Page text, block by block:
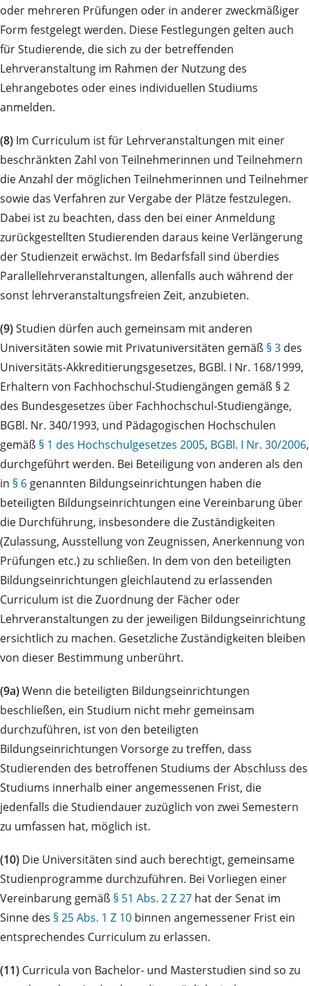
oder mehreren Prüfungen oder in anderer zweckmäßiger
Form festgelegt werden. Diese Festlegungen gelten auch
für Studierende, die sich zu der betreffenden
Lehrveranstaltung im Rahmen der Nutzung des
Lehrangebotes oder eines individuellen Studiums
anmelden.
(8) Im Curriculum ist für Lehrveranstaltungen mit einer
beschränkten Zahl von Teilnehmerinnen und Teilnehmern
die Anzahl der möglichen Teilnehmerinnen und Teilnehmer
sowie das Verfahren zur Vergabe der Plätze festzulegen.
Dabei ist zu beachten, dass den bei einer Anmeldung
zurückgestellten Studierenden daraus keine Verlängerung
der Studienzeit erwächst. Im Bedarfsfall sind überdies
Parallellehrveranstaltungen, allenfalls auch während der
sonst lehrveranstaltungsfreien Zeit, anzubieten.
(9)Studien dürfen auch gemeinsam mit anderen
Universitäten sowie mit Privatuniversitäten gemäß § 3 des
Universitäts-Akkreditierungsgesetzes, BGBl. I Nr. 168/1999,
Erhaltern von Fachhochschul-Studiengängen gemäß § 2
des Bundesgesetzes über Fachhochschul-Studiengänge,
BGBl. Nr. 340/1993, und Pädagogischen Hochschulen
gemäß § 1 des Hochschulgesetzes 2005, BGBl. I Nr. 30/2006,
durchgeführt werden. Bei Beteiligung von anderen als den
in § 6 genannten Bildungseinrichtungen haben die
beteiligten Bildungseinrichtungen eine Vereinbarung über
die Durchführung, insbesondere die Zuständigkeiten
(Zulassung, Ausstellung von Zeugnissen, Anerkennung von
Prüfungen etc.) zu schließen. In dem von den beteiligten
Bildungseinrichtungen gleichlautend zu erlassenden
Curriculum ist die Zuordnung der Fächer oder
Lehrveranstaltungen zu der jeweiligen Bildungseinrichtung
ersichtlich zu machen. Gesetzliche Zuständigkeiten bleiben
von dieser Bestimmung unberührt.
(9a)Wenn die beteiligten Bildungseinrichtungen
beschließen, ein Studium nicht mehr gemeinsam
durchzuführen, ist von den beteiligten
Bildungseinrichtungen Vorsorge zu treffen, dass
Studierenden des betroffenen Studiums der Abschluss des
Studiums innerhalb einer angemessenen Frist, die
jedenfalls die Studiendauer zuzüglich von zwei Semestern
zu umfassen hat, möglich ist.
(10) Die Universitäten sind auch berechtigt, gemeinsame
Studienprogramme durchzuführen. Bei Vorliegen einer
Vereinbarung gemäß § 51 Abs. 2 Z 27 hat der Senat im
Sinne des § 25 Abs. 1 Z 10 binnen angemessener Frist ein
entsprechendes Curriculum zu erlassen.
(11) Curricula von Bachelor- und Masterstudien sind so zu